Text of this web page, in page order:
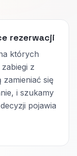
rezerwacji
których
z
się
i szukamy
pojawia